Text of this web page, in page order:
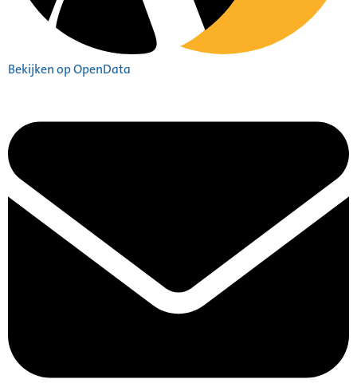
Bekijken op OpenData